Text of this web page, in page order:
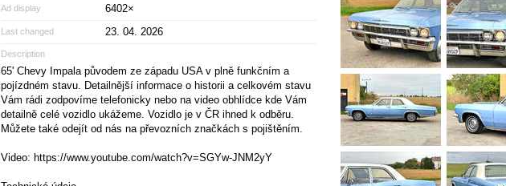
Ad display 6402×
Last changed 23. 04. 2026
Description
65' Chevy Impala původem ze západu USA v plně funkčním a
pojízdném stavu. Detailnější informace o historii a celkovém stavu
Vám rádi zodpovíme telefonicky nebo na video obhlídce kde Vám
detailně celé vozidlo ukážeme. Vozidlo je v ČR ihned k odběru.
Můžete také odejít od nás na převozních značkách s pojištěním.
Video: https://www.youtube.com/watch?v=SGYw-JNM2yY